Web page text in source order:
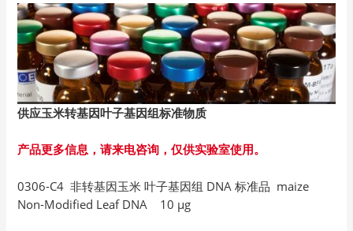
供应玉米转基因叶子基因组标准物质
产品更多信息，请来电咨询，仅供实验室使用。
0306-C4 非转基因玉米 叶子基因组 DNA 标准品 maize
Non-Modified Leaf DNA 10 µg